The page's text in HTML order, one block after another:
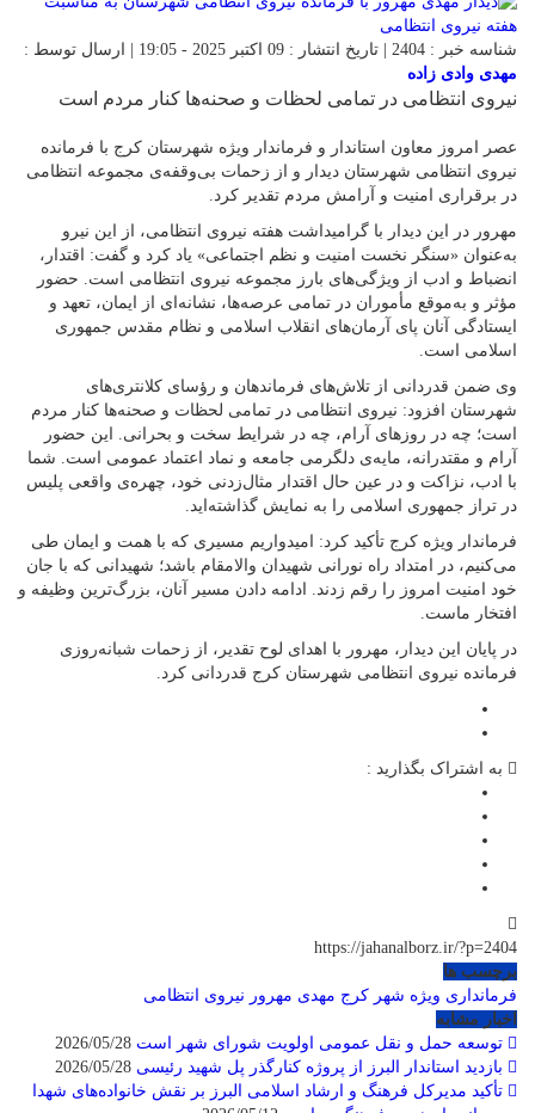
شناسه خبر : 2404 | تاریخ انتشار : 09 اکتبر 2025 - 19:05 | ارسال توسط :
مهدی وادی زاده
نیروی انتظامی در تمامی لحظات و صحنه‌ها کنار مردم است
عصر امروز معاون استاندار و فرماندار ویژه شهرستان کرج با فرمانده
نیروی انتظامی شهرستان دیدار و از زحمات بی‌وقفه‌ی مجموعه انتظامی
در برقراری امنیت و آرامش مردم تقدیر کرد.
مهرور در این دیدار با گرامیداشت هفته نیروی انتظامی، از این نیرو
به‌عنوان «سنگر نخست امنیت و نظم اجتماعی» یاد کرد و گفت: اقتدار،
انضباط و ادب از ویژگی‌های بارز مجموعه نیروی انتظامی است. حضور
مؤثر و به‌موقع مأموران در تمامی عرصه‌ها، نشانه‌ای از ایمان، تعهد و
ایستادگی آنان پای آرمان‌های انقلاب اسلامی و نظام مقدس جمهوری
اسلامی است.
وی ضمن قدردانی از تلاش‌های فرماندهان و رؤسای کلانتری‌های
شهرستان افزود: نیروی انتظامی در تمامی لحظات و صحنه‌ها کنار مردم
است؛ چه در روزهای آرام، چه در شرایط سخت و بحرانی. این حضور
آرام و مقتدرانه، مایه‌ی دلگرمی جامعه و نماد اعتماد عمومی است. شما
با ادب، نزاکت و در عین حال اقتدار مثال‌زدنی خود، چهره‌ی واقعی پلیس
در تراز جمهوری اسلامی را به نمایش گذاشته‌اید.
فرماندار ویژه کرج تأکید کرد: امیدواریم مسیری که با همت و ایمان طی
می‌کنیم، در امتداد راه نورانی شهیدان والامقام باشد؛ شهیدانی که با جان
خود امنیت امروز را رقم زدند. ادامه دادن مسیر آنان، بزرگ‌ترین وظیفه و
افتخار ماست.
در پایان این دیدار، مهرور با اهدای لوح تقدیر، از زحمات شبانه‌روزی
فرمانده نیروی انتظامی شهرستان کرج قدردانی کرد.
به اشتراک بگذارید :
https://jahanalborz.ir/?p=2404
برچسب ها
فرمانداری ویژه شهر کرج مهدی مهرور نیروی انتظامی
اخبار مشابه
توسعه حمل و نقل عمومی اولویت شورای شهر است
بازدید استاندار البرز از پروژه کنارگذر پل شهید رئیسی
تأکید مدیرکل فرهنگ و ارشاد اسلامی البرز بر نقش خانواده‌های شهدا